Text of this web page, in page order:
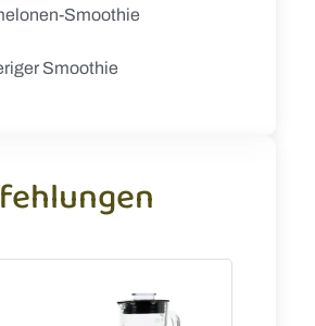
Smoothie
Smoothie